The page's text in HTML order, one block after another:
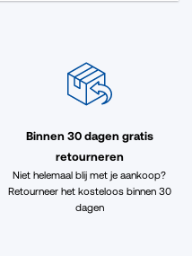
Binnen 30 dagen gratis
retourneren
Niet helemaal blij met je aankoop?
Retourneer het kosteloos binnen 30
dagen